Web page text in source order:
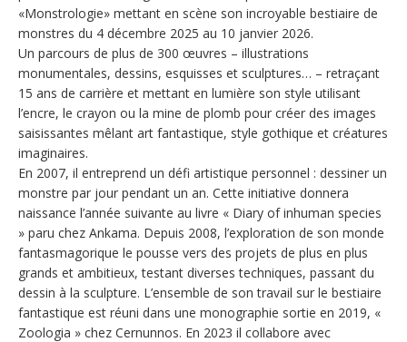
«Monstrologie» mettant en scène son incroyable bestiaire de
monstres du 4 décembre 2025 au 10 janvier 2026.
Un parcours de plus de 300 œuvres – illustrations
monumentales, dessins, esquisses et sculptures… – retraçant
15 ans de carrière et mettant en lumière son style utilisant
l’encre, le crayon ou la mine de plomb pour créer des images
saisissantes mêlant art fantastique, style gothique et créatures
imaginaires.
En 2007, il entreprend un défi artistique personnel : dessiner un
monstre par jour pendant un an. Cette initiative donnera
naissance l’année suivante au livre « Diary of inhuman species
» paru chez Ankama. Depuis 2008, l’exploration de son monde
fantasmagorique le pousse vers des projets de plus en plus
grands et ambitieux, testant diverses techniques, passant du
dessin à la sculpture. L’ensemble de son travail sur le bestiaire
fantastique est réuni dans une monographie sortie en 2019, «
Zoologia » chez Cernunnos. En 2023 il collabore avec